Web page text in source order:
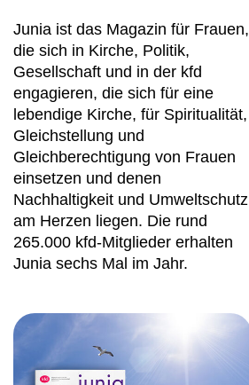
Junia ist das Magazin für Frauen,
die sich in Kirche, Politik,
Gesellschaft und in der kfd
engagieren, die sich für eine
lebendige Kirche, für Spiritualität,
Gleichstellung und
Gleichberechtigung von Frauen
einsetzen und denen
Nachhaltigkeit und Umweltschutz
am Herzen liegen. Die rund
265.000 kfd-Mitglieder erhalten
Junia sechs Mal im Jahr.